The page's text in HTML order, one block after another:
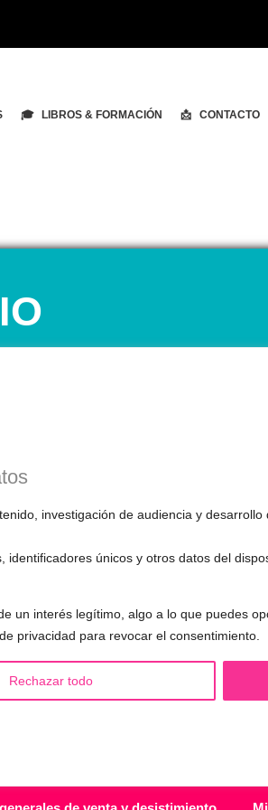
investigación de audiencia y desarrollo
únicos y otros datos del
un interés legítimo, algo a lo que puedes
privacidad para revocar el consentimiento.
Rechazar todo
🎓 LIBROS & FORMACIÓN 📩 CONTACTO
vocal y
▪️ Caracterización de la voz
▪️ Modificación del acento
🟥 CIRUGÍA: Glotoplastia